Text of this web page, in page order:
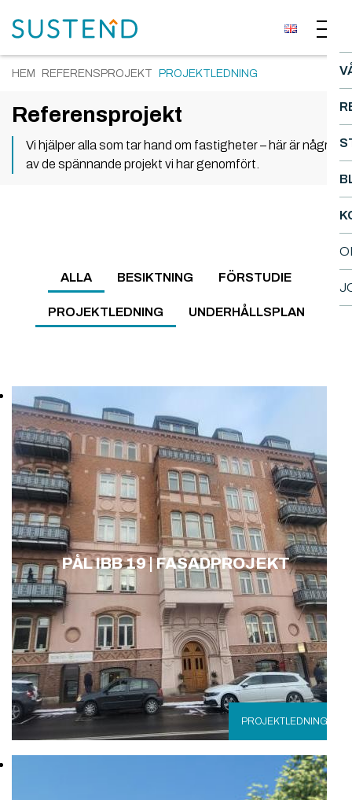
HEM REFERENSPROJEKT PROJEKTLEDNING
Referensprojekt
Vi hjälper alla som tar hand om fastigheter – här är några
av de spännande projekt vi har genomfört.
ALLA BESIKTNING FÖRSTUDIE
PROJEKTLEDNING UNDERHÅLLSPLAN
PROJEKTLEDNING
PÅL IBB 19 | FASADPROJEKT